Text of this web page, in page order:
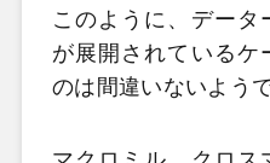
このように、データ
が展開されているケ
のは間違いないようで